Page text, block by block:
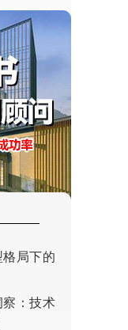
格局下的
察：技术